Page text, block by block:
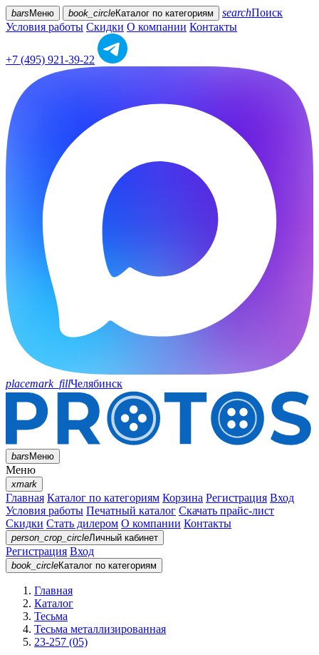
bars Меню book_circleКаталог по категориям searchПоиск
Условия работы Скидки О компании Контакты
+7 (495) 921-39-22
placemark_fillЧелябинск
barsМеню
Меню
xmark
Главная Каталог по категориям Корзина Регистрация Вход
Условия работы Печатный каталог Скачать прайс-лист
Скидки Стать дилером О компании Контакты
person_crop_circleЛичный кабинет
Регистрация Вход
book_circleКаталог по категориям
Главная
Каталог
Тесьма
Тесьма металлизированная
23-257 (05)